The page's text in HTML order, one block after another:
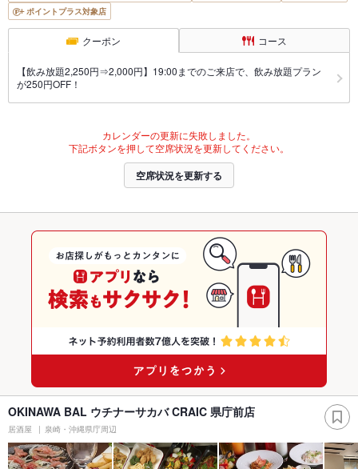
ポイントプラス対象店
クーポン コース
【飲み放題2,250円⇒2,000円】19:00までのご来店で、飲み放題プラン
が250円OFF！
カレンダーの更新に失敗しました。
下記ボタンを押して空席状況を更新してください。
空席状況を更新する
OKINAWA BAL ウチナーサカバ CRAIC 県庁前店
居酒屋 泉崎・沖縄県庁周辺